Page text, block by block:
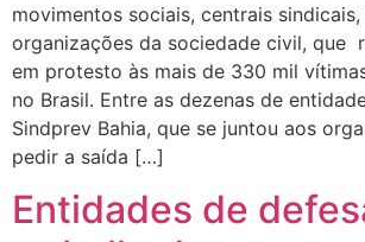
movimentos sociais, centrais
organizações da sociedade civil, que
em protesto às mais de 330 mil
no Brasil. Entre as dezenas de
Sindprev Bahia, que se juntou aos
pedir a saída […]
Entidades de